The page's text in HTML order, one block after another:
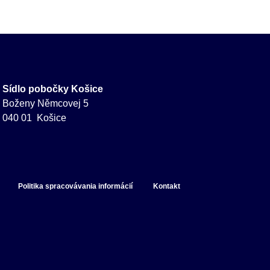
Sídlo pobočky Košice
Boženy Němcovej 5
040 01 Košice
Politika spracovávania informácií
Kontakt